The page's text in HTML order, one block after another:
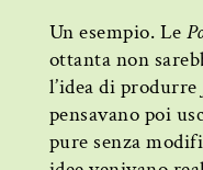
Un esempio. Le
ottanta non
l’idea di produrre
pensavano poi
pure senza